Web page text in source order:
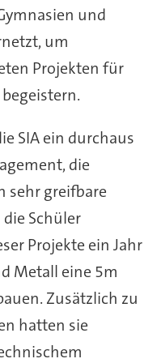
und
um
Projekten für
SIA ein durchaus
die
sehr greifbare
Schüler
Projekte ein Jahr
Metall eine 5m
Zusätzlich zu
hatten sie